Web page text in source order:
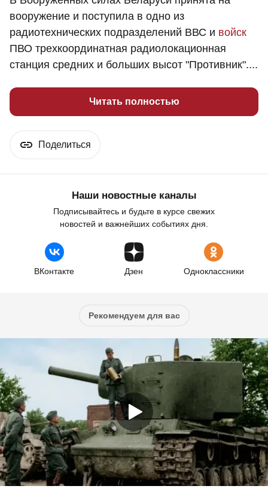
вооружение и поступила в одно из
радиотехнических подразделений ВВС и войск
ПВО трехкоординатная радиолокационная
станция средних и больших высот "Противник"....
Читать полностью
Поделиться
Наши новостные каналы
Подписывайтесь и будьте в курсе свежих
новостей и важнейших событиях дня.
ВКонтакте Дзен Одноклассники
Рекомендуем для вас